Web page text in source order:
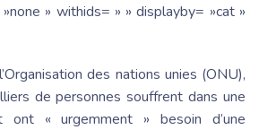
» withids= » » displayby= »cat »
des nations unies (ONU),
de personnes souffrent dans une
ont « urgemment » besoin d’une